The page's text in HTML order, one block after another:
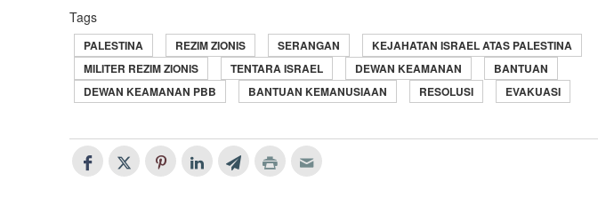
Tags
PALESTINA REZIM ZIONIS SERANGAN
KEJAHATAN ISRAEL ATAS PALESTINA
MILITER REZIM ZIONIS
TENTARA ISRAEL DEWAN KEAMANAN
BANTUAN
DEWAN KEAMANAN PBB
BANTUAN KEMANUSIAAN RESOLUSI EVAKUASI